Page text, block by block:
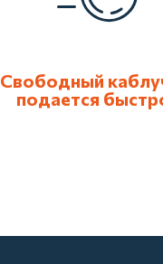
Свободный
подается